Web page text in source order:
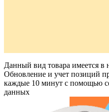
Данный вид товара имеется в
Обновление и учет позиций
каждые 10 минут с помощью
данных